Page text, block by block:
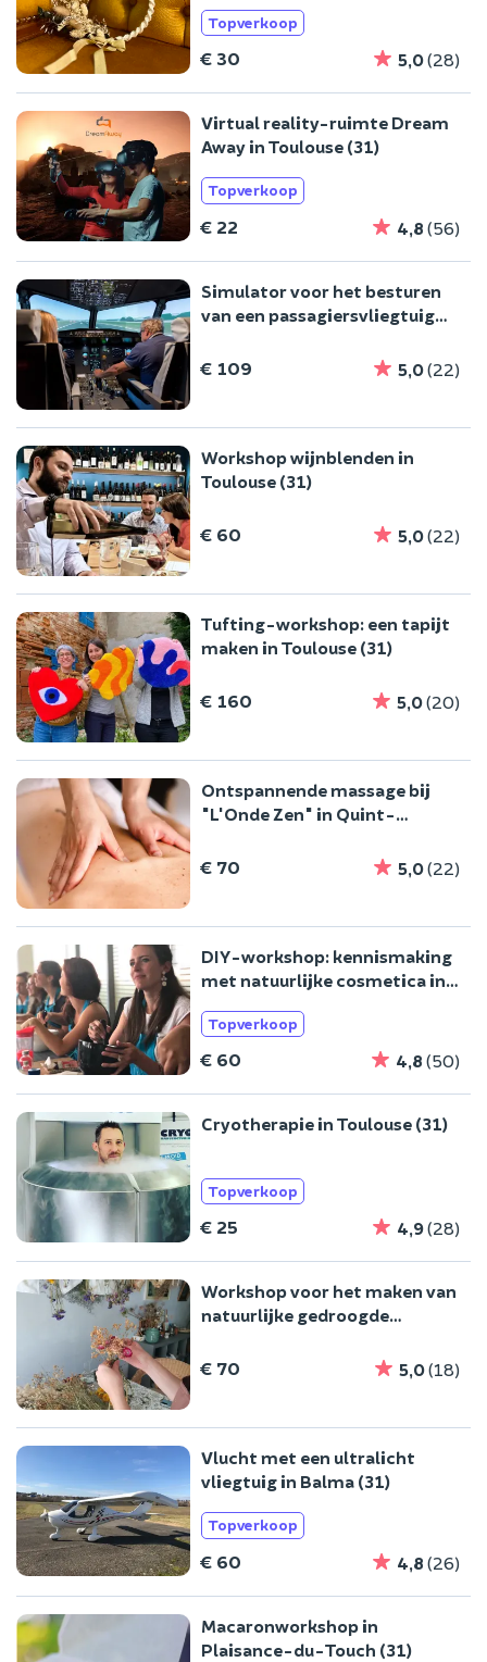
Topverkoop
€ 30 5,0(28)
Virtual reality-ruimte Dream
Away in Toulouse (31)
Topverkoop
€ 22 4,8 (56)
Simulator voor het besturen
van een passagiersvliegtuig
€ 109 5,0(22)
Workshop wijnblenden in
Toulouse (31)
€ 60 5,0(22)
Tufting-workshop: een tapijt
maken in Toulouse (31)
€ 160 5,0(20)
Ontspannende massage bij
"L'Onde Zen" in Quint-
€ 70 5,0(22)
DIY-workshop: kennismaking
met natuurlijke cosmetica in
Topverkoop
€ 60 4,8 (50)
Cryotherapie in Toulouse (31)
Topverkoop
€ 25 4,9(28)
Workshop voor het maken van
natuurlijke gedroogde
€ 70 5,0(18)
Vlucht met een ultralicht
vliegtuig in Balma (31)
Topverkoop
€ 60 4,8 (26)
Macaronworkshop in
Plaisance-du-Touch (31)